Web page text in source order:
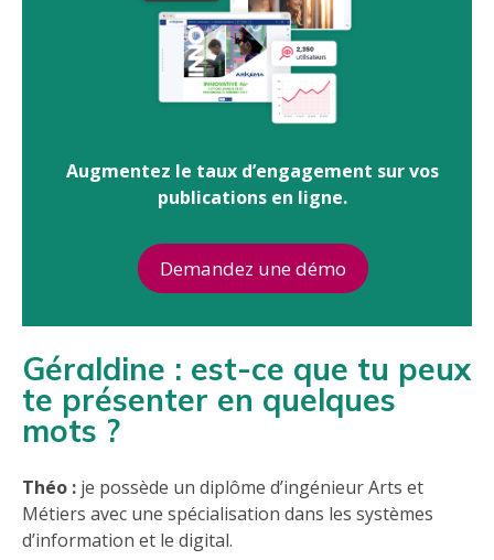
Augmentez le taux d’engagement sur vos
publications en ligne.
Demandez une démo
Géraldine : est-ce que tu peux
te présenter en quelques
mots ?
Théo : je possède un diplôme d’ingénieur Arts et
Métiers avec une spécialisation dans les systèmes
d’information et le digital.